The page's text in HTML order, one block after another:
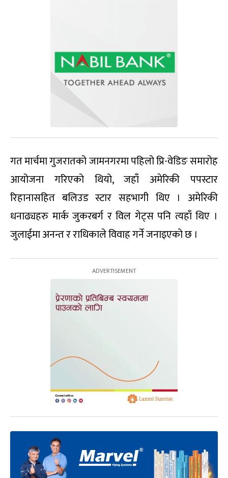
गत मार्चमा गुजरातको जामनगरमा पहिलो प्रि-वेडिङ समारोह
आयोजना गरिएको थियो, जहाँ अमेरिकी पपस्टार
रिहानासहित बलिउड स्टार सहभागी थिए । अमेरिकी
धनाढ्यहरु मार्क जुकरबर्ग र विल गेट्स पनि त्यहाँ थिए ।
जुलाईमा अनन्त र राधिकाले विवाह गर्ने जनाइएको छ ।